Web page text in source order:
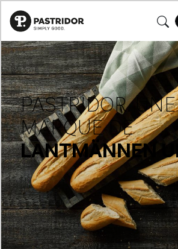
PASTRIDOR. UNE
MARQUE DE
LANTMÄNNEN